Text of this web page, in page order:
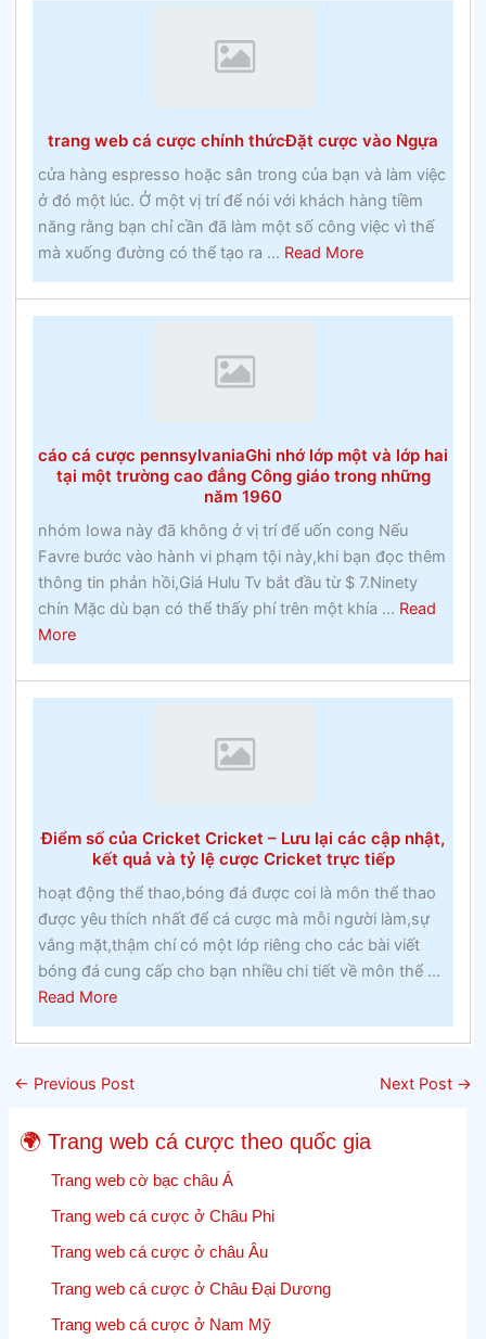
truyền
–
Thực
tế
cược
trang web cá cược chính thứcĐặt cược vào Ngựa
cửa hàng espresso hoặc sân trong của bạn và làm việc
ở đó một lúc. Ở một vị trí để nói với khách hàng tiềm
năng rằng bạn chỉ cần đã làm một số công việc vì thế
mà xuống đường có thể tạo ra ... Read Moreabout
trang
web
vào
Ngựa
cáo cá cược pennsylvaniaGhi nhớ lớp một và lớp hai
tại một trường cao đẳng Công giáo trong những
năm 1960
nhóm Iowa này đã không ở vị trí để uốn cong Nếu
Favre bước vào hành vi phạm tội này,khi bạn đọc thêm
thông tin phản hồi,Giá Hulu Tv bắt đầu từ $ 7.Ninety
chín Mặc dù bạn có thể thấy phí trên một khía ... Read
Moreabout
cáo
cá
và
lớp
hai
tại
một
trường
cao
đẳng
Công
giáo
năm
1960
Điểm số của Cricket Cricket – Lưu lại các cập nhật,
kết quả và tỷ lệ cược Cricket trực tiếp
hoạt động thể thao,bóng đá được coi là môn thể thao
được yêu thích nhất để cá cược mà mỗi người làm,sự
vắng mặt,thậm chí có một lớp riêng cho các bài viết
bóng đá cung cấp cho bạn nhiều chi tiết về môn thể ...
Read Moreabout
Điểm
số
của
–
Lưu
cập
nhật,
quả
← Previous Post Next Post →
🌍 Trang web cá cược theo quốc gia
Trang web cờ bạc châu Á
Trang web cá cược ở Châu Phi
Trang web cá cược ở châu Âu
Trang web cá cược ở Châu Đại Dương
Trang web cá cược ở Nam Mỹ